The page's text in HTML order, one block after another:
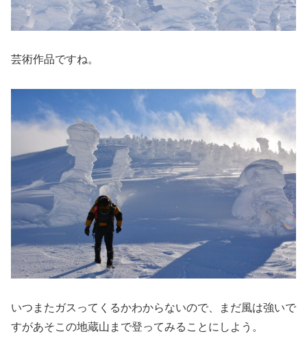
芸術作品ですね。
いつまたガスってくるかわからないので、まだ風は強いで
すがあそこの地蔵山まで登ってみることにしよう。